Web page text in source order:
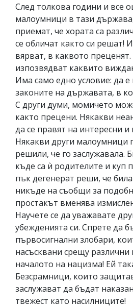
След толкова години и все
малоумници в тази
приемат, че хората са
се обличат както си решат!
вярват, в каквото
изпозвядват каквито
Има само едно условие: да
законите на държавата, в
С други думи, момичето
както прецени. Някакви
да се правят на интересни
Някакви други малоумници
решили, че го заслужавала.
къде са ѝ родителите и куп
пък дегенерат реши, че
никъде на съобщи за
простакът вменява
Научете се да уважавате
убежденията си. Спрете да
първосигнални злобари,
насъсквани срещу различни
началото на нацизма! Ей
Безсрамници, които
заслужават да бъдат
твежест като насилниците!